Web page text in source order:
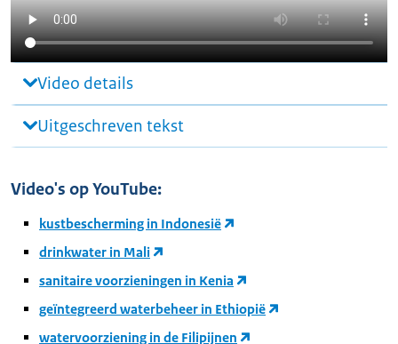
Video details
Uitgeschreven tekst
Video's op YouTube:
kustbescherming in Indonesië
drinkwater in Mali
sanitaire voorzieningen in Kenia
geïntegreerd waterbeheer in Ethiopië
watervoorziening in de Filipijnen